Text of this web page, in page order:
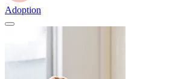
Adoption